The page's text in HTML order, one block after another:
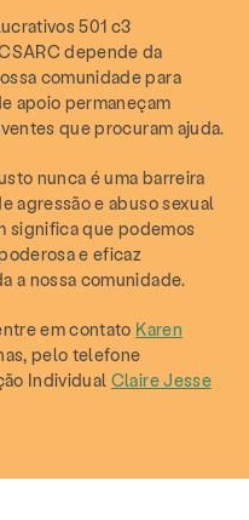
501 c3
depende da
comunidade para
apoio permaneçam
que procuram ajuda.
nunca é uma barreira
agressão e abuso sexual
significa que podemos
e eficaz
a nossa comunidade.
em contato Karen
pelo telefone
Individual Claire Jesse